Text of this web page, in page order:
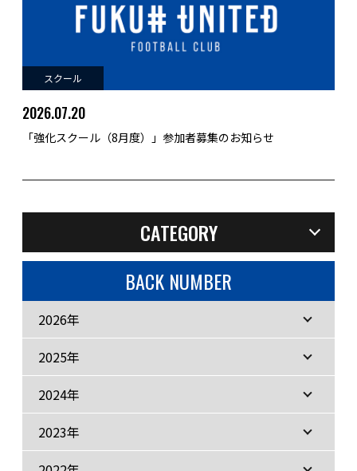
スクール
2026.07.20
「強化スクール（8月度）」参加者募集のお知らせ
CATEGORY
BACK NUMBER
2026年
2025年
2024年
2023年